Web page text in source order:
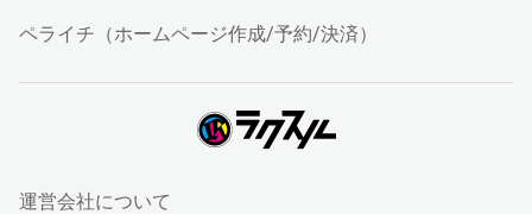
ペライチ（ホームページ作成/予約/決済）
運営会社について